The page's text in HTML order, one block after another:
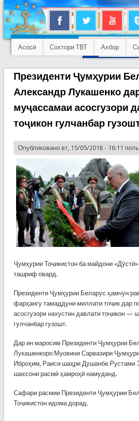
Асосӣ Сохтори ТВТ Ахбор
Президенти Ҷумҳурии
Александр Лукашенко
муҷассамаи асосгузори
тоҷикон гулчанбар
Опубликовано вт, 15/05/2018 - 16:11
Ҷумҳурии Тоҷикистон ба майдони
ташриф овард.
Президенти Ҷумҳурии Беларус ҳамчун
фарҳангу тамаддуни миллати тоҷик дар
асосгузори нахустин давлати тоҷикон
гулчанбар гузошт.
Дар ин маросим Президенти Ҷумҳурии
Лукашенкоро Муовини Сарвазири
Иброҳим, Раиси шаҳри Душанбе Рустами
шахсони расмӣ ҳамроҳӣ намуданд.
Сафари расмии Президенти Ҷумҳурии
Тоҷикистон идома дорад.